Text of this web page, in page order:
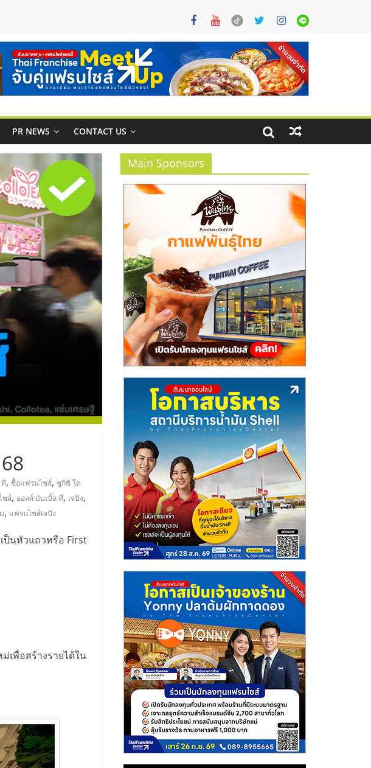
PR NEWS CONTACT US
, ซื้อแฟรนไชส์, ซูกิชิ โค
ชส์, ออลส์ บับเบิ้ล ที, เจปัง,
, แฟรนไชส์เจปัง
ป็นหัวแถวหรือ First
เพื่อสร้างรายได้ใน
Main Sponsors